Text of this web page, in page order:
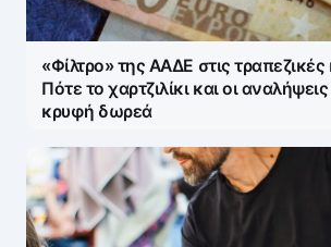
«Φίλτρο» της ΑΑΔΕ στις τραπεζικές
Πότε το χαρτζιλίκι και οι
κρυφή δωρεά